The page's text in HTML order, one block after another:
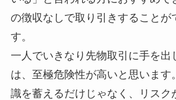
の徴収なしで取り引きすることが
す。
一人でいきなり先物取引に手を出
は、至極危険性が高いと思います
識を蓄えるだけじゃなく、リスク